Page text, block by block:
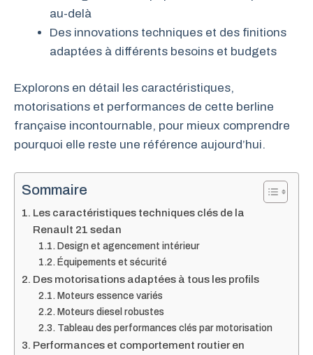
au-delà
Des innovations techniques et des finitions
adaptées à différents besoins et budgets
Explorons en détail les caractéristiques,
motorisations et performances de cette berline
française incontournable, pour mieux comprendre
pourquoi elle reste une référence aujourd’hui.
Sommaire
Les caractéristiques techniques clés de la
Renault 21 sedan
Design et agencement intérieur
Équipements et sécurité
Des motorisations adaptées à tous les profils
Moteurs essence variés
Moteurs diesel robustes
Tableau des performances clés par motorisation
Performances et comportement routier en